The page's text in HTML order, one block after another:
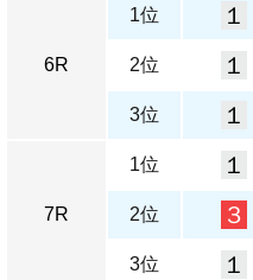
6R
1位 １
2位 １
3位 １
7R
1位 １
2位 ３
3位 １